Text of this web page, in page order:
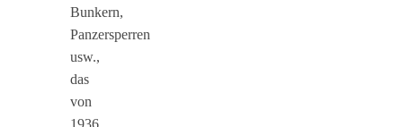
Bunkern,
Panzersperren
usw.,
das
von